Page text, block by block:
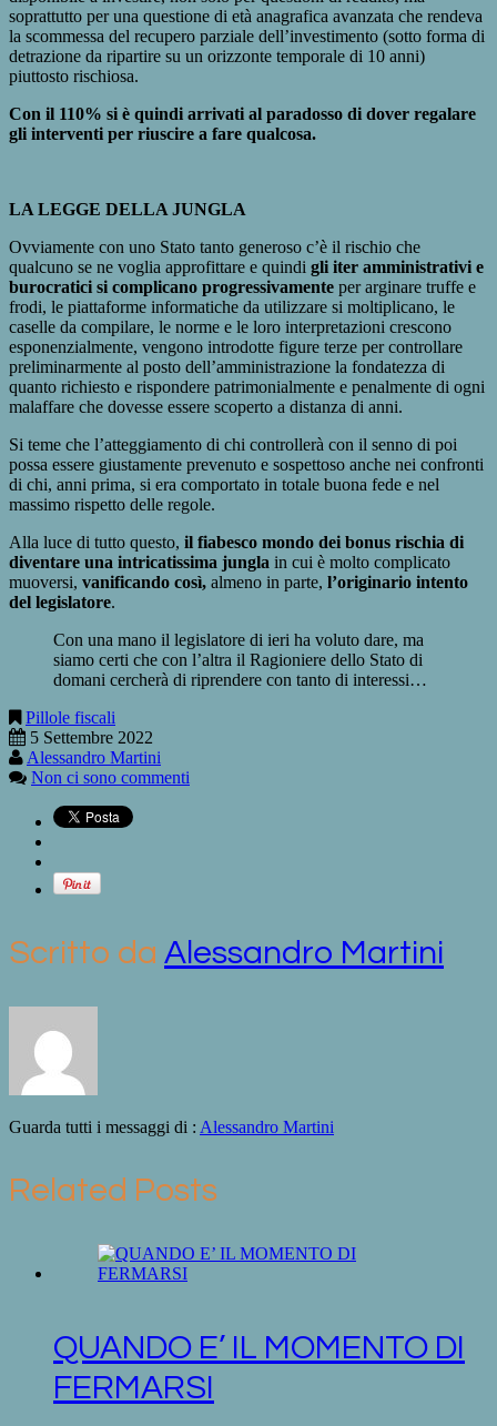
soprattutto per una questione di età anagrafica avanzata che rendeva
la scommessa del recupero parziale dell’investimento (sotto forma di
detrazione da ripartire su un orizzonte temporale di 10 anni)
piuttosto rischiosa.
Con il 110% si è quindi arrivati al paradosso di dover regalare
gli interventi per riuscire a fare qualcosa.
LA LEGGE DELLA JUNGLA
Ovviamente con uno Stato tanto generoso c’è il rischio che
qualcuno se ne voglia approfittare e quindi gli iter amministrativi e
burocratici si complicano progressivamente per arginare truffe e
frodi, le piattaforme informatiche da utilizzare si moltiplicano, le
caselle da compilare, le norme e le loro interpretazioni crescono
esponenzialmente, vengono introdotte figure terze per controllare
preliminarmente al posto dell’amministrazione la fondatezza di
quanto richiesto e rispondere patrimonialmente e penalmente di ogni
malaffare che dovesse essere scoperto a distanza di anni.
Si teme che l’atteggiamento di chi controllerà con il senno di poi
possa essere giustamente prevenuto e sospettoso anche nei confronti
di chi, anni prima, si era comportato in totale buona fede e nel
massimo rispetto delle regole.
Alla luce di tutto questo, il fiabesco mondo dei bonus rischia di
diventare una intricatissima jungla in cui è molto complicato
muoversi, vanificando così, almeno in parte, l’originario intento
del legislatore.
Con una mano il legislatore di ieri ha voluto dare, ma
siamo certi che con l’altra il Ragioniere dello Stato di
domani cercherà di riprendere con tanto di interessi…
Pillole fiscali
5 Settembre 2022
Alessandro Martini
Non ci sono commenti
Scritto da Alessandro Martini
Guarda tutti i messaggi di : Alessandro Martini
Related Posts
QUANDO E’ IL MOMENTO DI
FERMARSI